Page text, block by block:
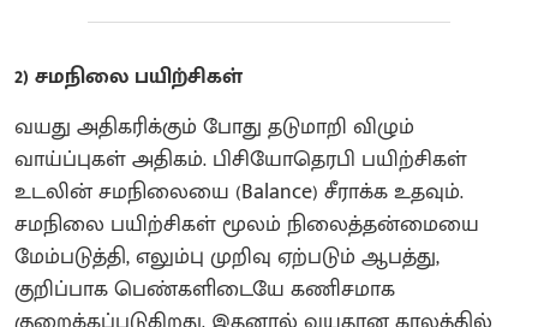
2) சமநிலை பயிற்சிகள்
வயது அதிகரிக்கும் போது தடுமாறி விழும்
வாய்ப்புகள் அதிகம். பிசியோதெரபி பயிற்சிகள்
உடலின் சமநிலையை (Balance) சீராக்க உதவும்.
சமநிலை பயிற்சிகள் மூலம் நிலைத்தன்மையை
மேம்படுத்தி, எலும்பு முறிவு ஏற்படும் ஆபத்து,
குறிப்பாக பெண்களிடையே கணிசமாக